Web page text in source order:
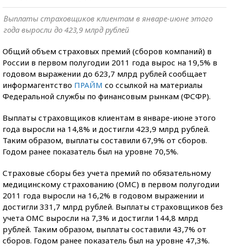
Выплаты страховщиков клиентам в январе-июне этого
года выросли до 423,9 млрд рублей
Общий объем страховых премий (сборов компаний) в
России в первом полугодии 2011 года вырос на 19,5% в
годовом выражении до 623,7 млрд рублей сообщает
информагентство ПРАЙМ со ссылкой на материалы
Федеральной службы по финансовым рынкам (ФСФР).
Выплаты страховщиков клиентам в январе-июне этого
года выросли на 14,8% и достигли 423,9 млрд рублей.
Таким образом, выплаты составили 67,9% от сборов.
Годом ранее показатель был на уровне 70,5%.
Страховые сборы без учета премий по обязательному
медицинскому страхованию (ОМС) в первом полугодии
2011 года выросли на 16,2% в годовом выражении и
достигли 331,7 млрд рублей. Выплаты страховщиков без
учета ОМС выросли на 7,3% и достигли 144,8 млрд
рублей. Таким образом, выплаты составили 43,7% от
сборов. Годом ранее показатель был на уровне 47,3%.